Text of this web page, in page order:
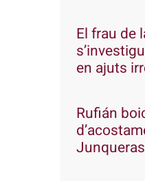
El frau de
en ajuts
Rufián
Junqueras